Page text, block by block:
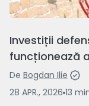
Investiții
funcționează
De Bogdan Ilie
28 APR., 2026 13